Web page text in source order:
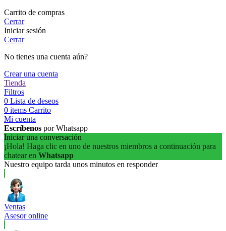
Carrito de compras
Cerrar
Iniciar sesión
Cerrar
No tienes una cuenta aún?
Crear una cuenta
Tienda
Filtros
0 Lista de deseos
0 items Carrito
Mi cuenta
Escríbenos por Whatsapp
Iniciar una conversación
¡Hola! Haga clic en uno de nuestros miembros a continuación para
chatear en Whatsapp
Nuestro equipo tarda unos minutos en responder
Ventas
Asesor online